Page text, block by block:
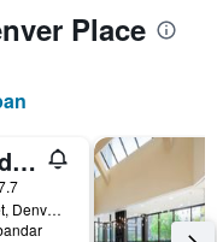
Place
Hilton Garden Inn Denver Downtown
1400 Welton Street, Denver, CO, Amerika Syarikat